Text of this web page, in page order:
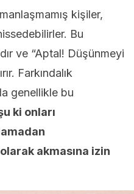
kişiler,
hissedebilirler. Bu
ve “Aptal! Düşünmeyi
Farkındalık
genellikle bu
ki onları
akmasına izin